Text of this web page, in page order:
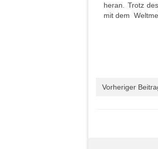
heran. Trotz
mit dem
Vorheriger